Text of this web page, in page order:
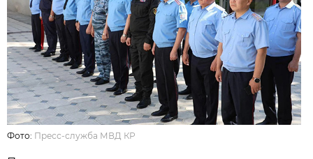
Фото: Пресс-служба МВД КР